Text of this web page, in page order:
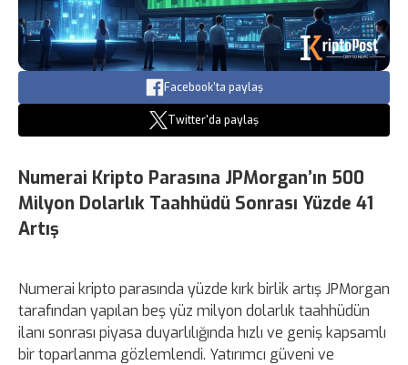
Facebook'ta paylaş
Twitter'da paylaş
Numerai Kripto Parasına JPMorgan’ın 500
Milyon Dolarlık Taahhüdü Sonrası Yüzde 41
Artış
Numerai kripto parasında yüzde kırk birlik artış JPMorgan
tarafından yapılan beş yüz milyon dolarlık taahhüdün
ilanı sonrası piyasa duyarlılığında hızlı ve geniş kapsamlı
bir toparlanma gözlemlendi. Yatırımcı güveni ve